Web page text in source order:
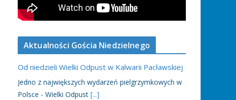
Aktualności Gościa Niedzielnego
Od niedzieli Wielki Odpust w Kalwarii Pacławskiej
Jedno z największych wydarzeń pielgrzymkowych w
Polsce - Wielki Odpust [...]